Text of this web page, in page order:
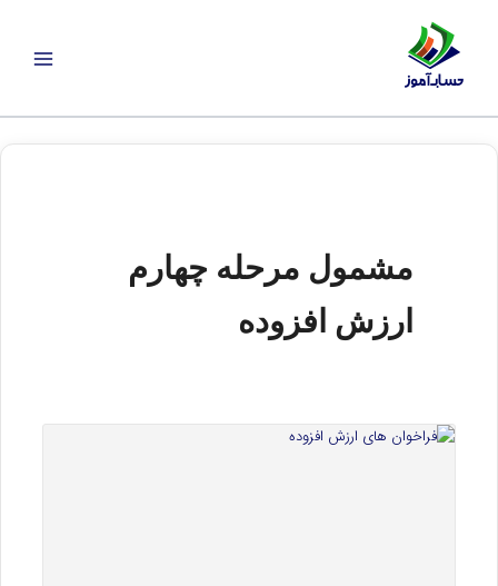
مشمول مرحله چهارم
ارزش افزوده